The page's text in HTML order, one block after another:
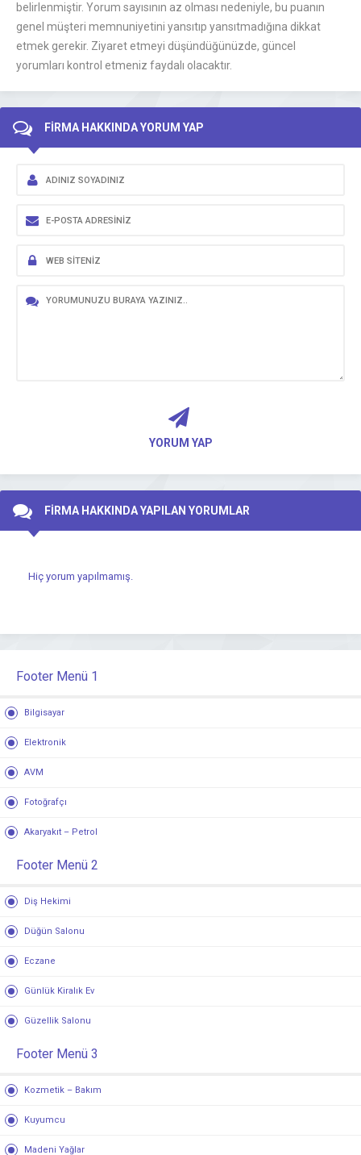
belirlenmiştir. Yorum sayısının az olması nedeniyle, bu puanın
genel müşteri memnuniyetini yansıtıp yansıtmadığına dikkat
etmek gerekir. Ziyaret etmeyi düşündüğünüzde, güncel
yorumları kontrol etmeniz faydalı olacaktır.
FİRMA HAKKINDA YORUM YAP
YORUM YAP
FİRMA HAKKINDA YAPILAN YORUMLAR
Hiç yorum yapılmamış.
Footer Menü 1
Bilgisayar
Elektronik
AVM
Fotoğrafçı
Akaryakıt – Petrol
Footer Menü 2
Diş Hekimi
Düğün Salonu
Eczane
Günlük Kiralık Ev
Güzellik Salonu
Footer Menü 3
Kozmetik – Bakım
Kuyumcu
Madeni Yağlar